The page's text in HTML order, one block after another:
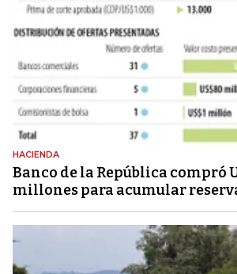
HACIENDA
Banco de la República compró
millones para acumular